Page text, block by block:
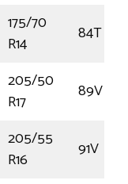
175/70
R14
84T
205/50
R17
89V
205/55
R16
91V